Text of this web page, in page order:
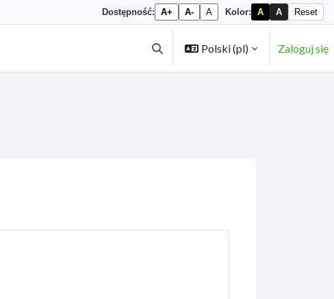
Dostępność: A+ A- A Kolor: A A Reset
Przełącznik wyszukiwarki
Polski ‎(pl)‎
Zaloguj się